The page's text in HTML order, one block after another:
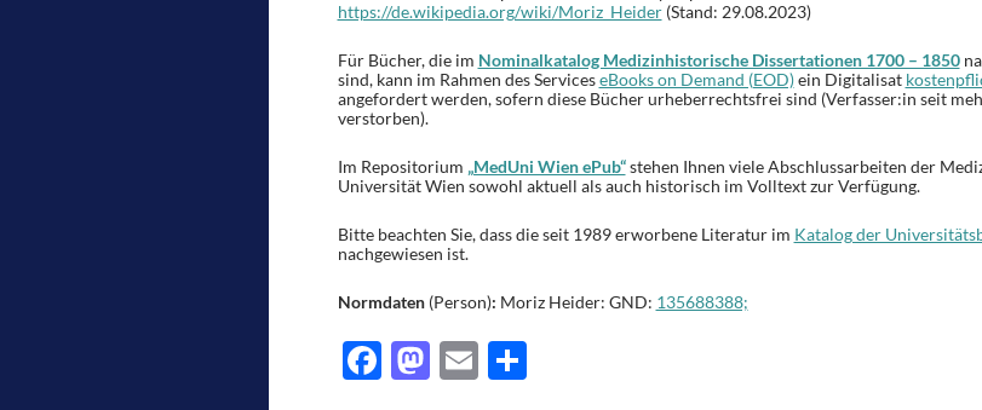
https://de.wikipedia.org/wiki/Moriz_Heider(Stand: 29.08.2023)
Für Bücher, die im Nominalkatalog Medizinhistorische Dissertationen 1700 – 1850
sind, kann im Rahmen des ServiceseBooks on Demand (EOD)ein Digitalisat
angefordert werden, sofern diese Bücher urheberrechtsfrei sind (Verfasser:in seit
verstorben).
Im Repositorium „MedUni Wien ePub“stehen Ihnen viele Abschlussarbeiten der
Universität Wien sowohl aktuell als auch historisch im Volltext zur Verfügung.
Bitte beachten Sie, dass die seit 1989 erworbene Literatur im Katalog der
nachgewiesen ist.
Normdaten(Person): Moriz Heider: GND: 135688388;
F M E T